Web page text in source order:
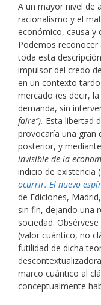
A un mayor nivel de
racionalismo y el
económico, causa y
Podemos
toda esta
impulsor del credo
en un contexto
mercado (es decir,
demanda, sin
faire”). Esta libertad
provocaría una gran
posterior, y
invisible de la
indicio de existencia (
ocurrir. El nuevo
de Ediciones,
sin fin, dejando una
sociedad.
(valor cuántico, no
futilidad de dicha
marco cuántico al
conceptualmente